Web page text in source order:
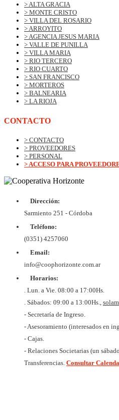
> ALTA GRACIA
> MONTE CRISTO
> VILLA DEL ROSARIO
> ARROYITO
> AGENCIA JESUS MARIA
> VALLE DE PUNILLA
> VILLA MARIA
> RIO TERCERO
> RIO CUARTO
> SAN FRANCISCO
> MORTEROS
> BALNEARIA
> LA RIOJA
CONTACTO
> CONTACTO
> PROVEEDORES
> PERSONAL
> ACCESO PARA
Dirección:
Sarmiento 251 - Córdoba
Teléfono:
(0351) 4257060
Email:
info@coophorizonte.com.ar
Horarios:
. Lun. a Vie. 08:00 a 17:00Hs.
. Sábados: 09:00 a 13:00Hs.,
- Secretaría de Ingreso.
- Asesoramiento (interesados en
- Cajas.
- Relaciones Societarias (un
Transferencias. Consultar